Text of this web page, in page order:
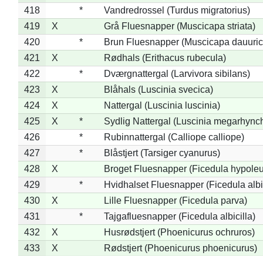
418
*
Vandredrossel (Turdus migratorius)
419
X
Grå Fluesnapper (Muscicapa striata)
420
*
Brun Fluesnapper (Muscicapa
421
X
Rødhals (Erithacus rubecula)
422
*
Dværgnattergal (Larvivora sibilans)
423
X
Blåhals (Luscinia svecica)
424
X
Nattergal (Luscinia luscinia)
425
X *
Sydlig Nattergal (Luscinia
426
*
Rubinnattergal (Calliope calliope)
427
*
Blåstjert (Tarsiger cyanurus)
428
X
Broget Fluesnapper (Ficedula
429
*
Hvidhalset Fluesnapper (Ficedula
430
X
Lille Fluesnapper (Ficedula parva)
431
*
Tajgafluesnapper (Ficedula albicilla)
432
X
Husrødstjert (Phoenicurus ochruros)
433
X
Rødstjert (Phoenicurus phoenicurus)